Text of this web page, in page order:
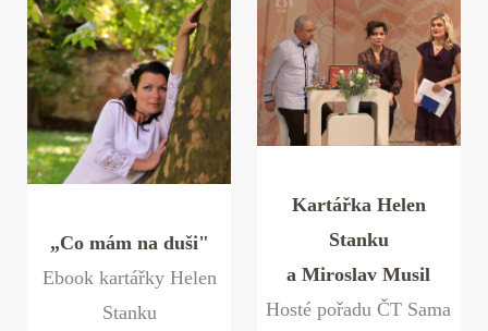
„Co mám na duši"
Ebook kartářky Helen
Stanku
Kartářka Helen
Stanku
a Miroslav Musil
Hosté pořadu ČT Sama